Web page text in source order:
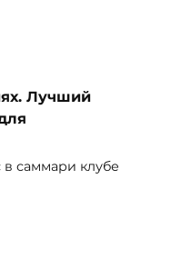
Лучший
в саммари клубе